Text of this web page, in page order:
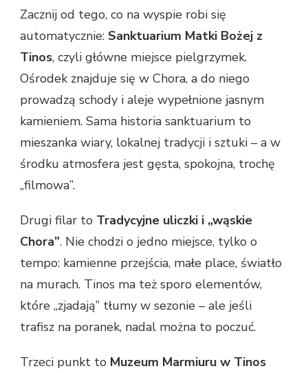
Zacznij od tego, co na wyspie robi się
automatycznie: Sanktuarium Matki Bożej z
Tinos, czyli główne miejsce pielgrzymek.
Ośrodek znajduje się w Chora, a do niego
prowadzą schody i aleje wypełnione jasnym
kamieniem. Sama historia sanktuarium to
mieszanka wiary, lokalnej tradycji i sztuki – a w
środku atmosfera jest gęsta, spokojna, trochę
„filmowa”.
Drugi filar to Tradycyjne uliczki i „wąskie
Chora”. Nie chodzi o jedno miejsce, tylko o
tempo: kamienne przejścia, małe place, światło
na murach. Tinos ma też sporo elementów,
które „zjadają” tłumy w sezonie – ale jeśli
trafisz na poranek, nadal można to poczuć.
Trzeci punkt to Muzeum Marmiuru w Tinos